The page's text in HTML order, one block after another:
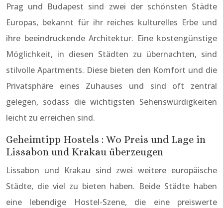
Prag und Budapest sind zwei der schönsten Städte
Europas, bekannt für ihr reiches kulturelles Erbe und
ihre beeindruckende Architektur. Eine kostengünstige
Möglichkeit, in diesen Städten zu übernachten, sind
stilvolle Apartments. Diese bieten den Komfort und die
Privatsphäre eines Zuhauses und sind oft zentral
gelegen, sodass die wichtigsten Sehenswürdigkeiten
leicht zu erreichen sind.
Geheimtipp Hostels : Wo Preis und Lage in
Lissabon und Krakau überzeugen
Lissabon und Krakau sind zwei weitere europäische
Städte, die viel zu bieten haben. Beide Städte haben
eine lebendige Hostel-Szene, die eine preiswerte